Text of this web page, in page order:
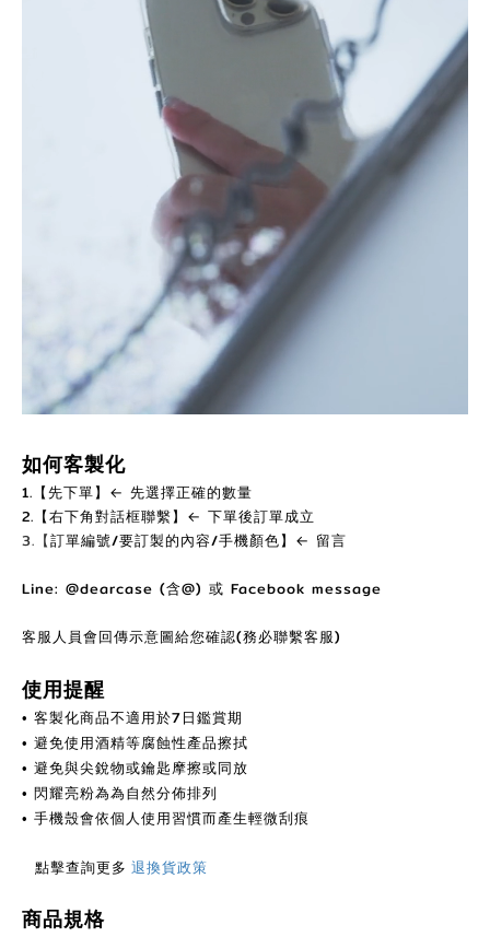
如何客製化
1.【先下單】← 先選擇正確的數量
2.【右下角對話框聯繫】← 下單後訂單成立
3.【訂單編號/要訂製的內容/手機顏色】← 留言
Line: @dearcase (含@) 或 Facebook message
客服人員會回傳示意圖給您確認(務必聯繫客服)
使用提醒
• 客製化商品不適用於7日鑑賞期
• 避免使用酒精等腐蝕性產品擦拭
• 避免與尖銳物或鑰匙摩擦或同放
• 閃耀亮粉為為自然分佈排列
• 手機殼會依個人使用習慣而產生輕微刮痕
點擊查詢更多 退換貨政策
商品規格